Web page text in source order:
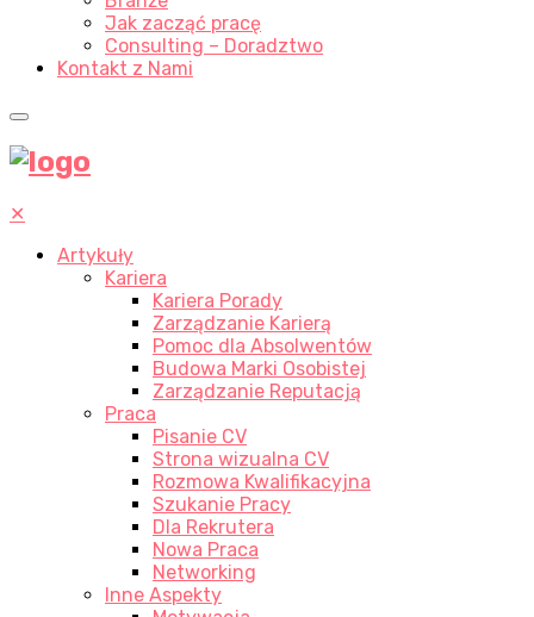
Jak zacząć pracę
Consulting – Doradztwo
Kontakt z Nami
✕
Artykuły
Kariera
Kariera Porady
Zarządzanie Karierą
Pomoc dla Absolwentów
Budowa Marki Osobistej
Zarządzanie Reputacją
Praca
Pisanie CV
Strona wizualna CV
Rozmowa Kwalifikacyjna
Szukanie Pracy
Dla Rekrutera
Nowa Praca
Networking
Inne Aspekty